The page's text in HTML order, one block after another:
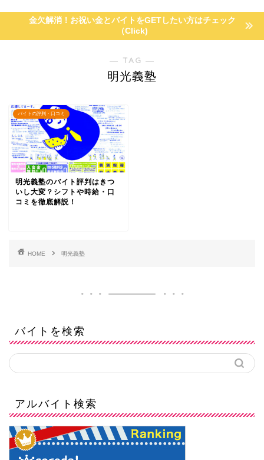
金欠解消！お祝い金とバイトをGETしたい方はチェック
（Click)
― TAG ―
明光義塾
バイトの評判・口コミ
明光義塾のバイト評判はきつ
いし大変？シフトや時給・口
コミを徹底解説！
HOME 明光義塾
バイトを検索
アルバイト検索